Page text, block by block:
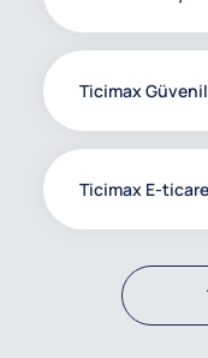
Ticimax
Ticimax E-